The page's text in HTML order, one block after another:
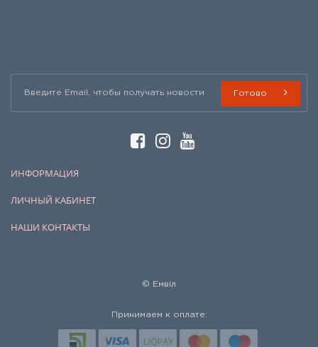
Готово
ИНФОРМАЦИЯ
ЛИЧНЫЙ КАБИНЕТ
НАШИ КОНТАКТЫ
© Емвіл
Принимаем к оплате: